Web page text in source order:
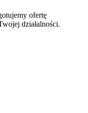
ofertę
działalności.